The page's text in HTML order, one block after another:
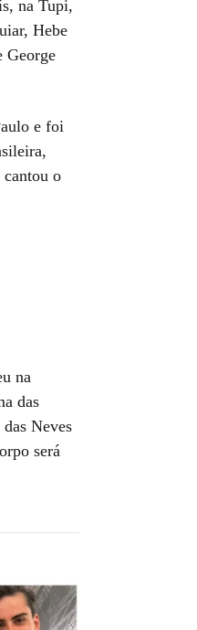
na Tupi,
Hebe
George
e foi
o
na
das
Neves
será